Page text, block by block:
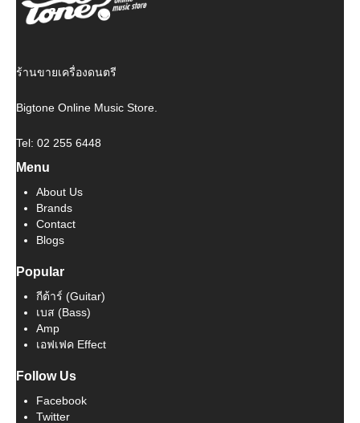
ร้านขายเครื่องดนตรี
Bigtone Online Music Store.
Tel: 02 255 6448
Menu
About Us
Brands
Contact
Blogs
Popular
กีต้าร์ (Guitar)
เบส (Bass)
Amp
เอฟเฟค Effect
Follow Us
Facebook
Twitter